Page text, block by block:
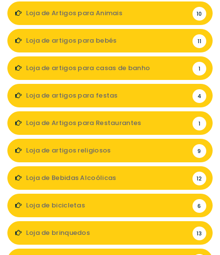
Loja de Artigos para Animais 10
Loja de artigos para bebés 11
Loja de artigos para casas de banho 1
Loja de artigos para festas 4
Loja de Artigos para Restaurantes 1
Loja de artigos religiosos 9
Loja de Bebidas Alcoólicas 12
Loja de bicicletas 6
Loja de brinquedos 13